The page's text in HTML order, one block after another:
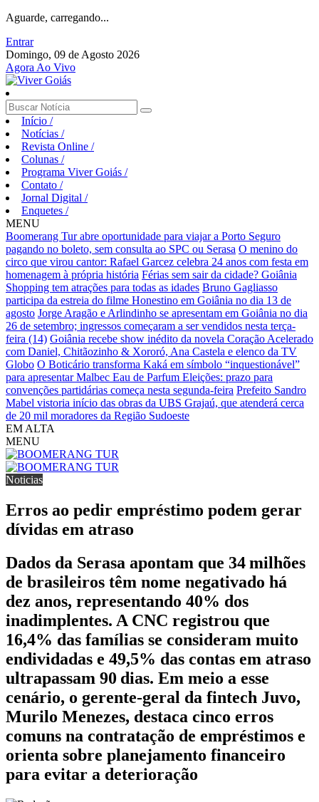
Aguarde, carregando...
Entrar
Domingo, 09 de Agosto 2026
Agora Ao Vivo
Início /
Notícias /
Revista Online /
Colunas /
Programa Viver Goiás /
Contato /
Jornal Digital /
Enquetes /
MENU
Boomerang Tur abre oportunidade para viajar a Porto Seguro
pagando no boleto, sem consulta ao SPC ou Serasa O menino do
circo que virou cantor: Rafael Garcez celebra 24 anos com festa em
homenagem à própria história Férias sem sair da cidade? Goiânia
Shopping tem atrações para todas as idades Bruno Gagliasso
participa da estreia do filme Honestino em Goiânia no dia 13 de
agosto Jorge Aragão e Arlindinho se apresentam em Goiânia no dia
26 de setembro; ingressos começaram a ser vendidos nesta terça-
feira (14) Goiânia recebe show inédito da novela Coração Acelerado
com Daniel, Chitãozinho & Xororó, Ana Castela e elenco da TV
Globo O Boticário transforma Kaká em símbolo “inquestionável”
para apresentar Malbec Eau de Parfum Eleições: prazo para
convenções partidárias começa nesta segunda-feira Prefeito Sandro
Mabel vistoria início das obras da UBS Grajaú, que atenderá cerca
de 20 mil moradores da Região Sudoeste
EM ALTA
MENU
Noticias
Erros ao pedir empréstimo podem gerar
dívidas em atraso
Dados da Serasa apontam que 34 milhões
de brasileiros têm nome negativado há
dez anos, representando 40% dos
inadimplentes. A CNC registrou que
16,4% das famílias se consideram muito
endividadas e 49,5% das contas em atraso
ultrapassam 90 dias. Em meio a esse
cenário, o gerente-geral da fintech Juvo,
Murilo Menezes, destaca cinco erros
comuns na contratação de empréstimos e
orienta sobre planejamento financeiro
para evitar a deterioração